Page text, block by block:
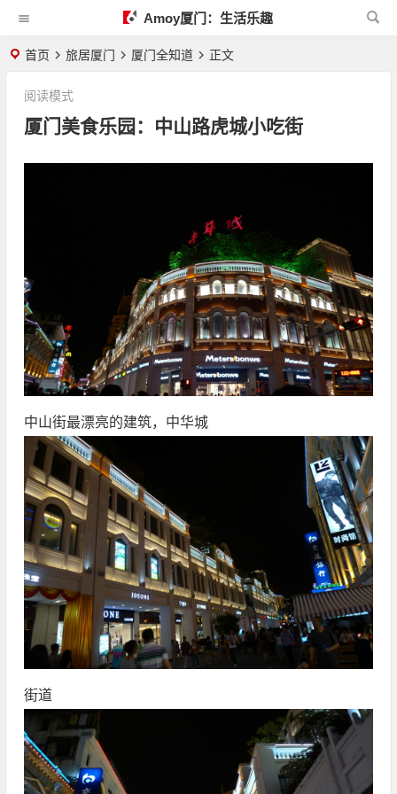
Amoy厦门：生活乐趣
首页 旅居厦门 厦门全知道 正文
厦门美食乐园：中山路虎城小吃街
阅读模式
中山街最漂亮的建筑，中华城
街道